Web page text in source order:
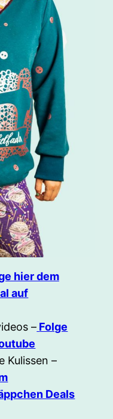
hier dem
auf
– Folge
Kulissen –
Deals